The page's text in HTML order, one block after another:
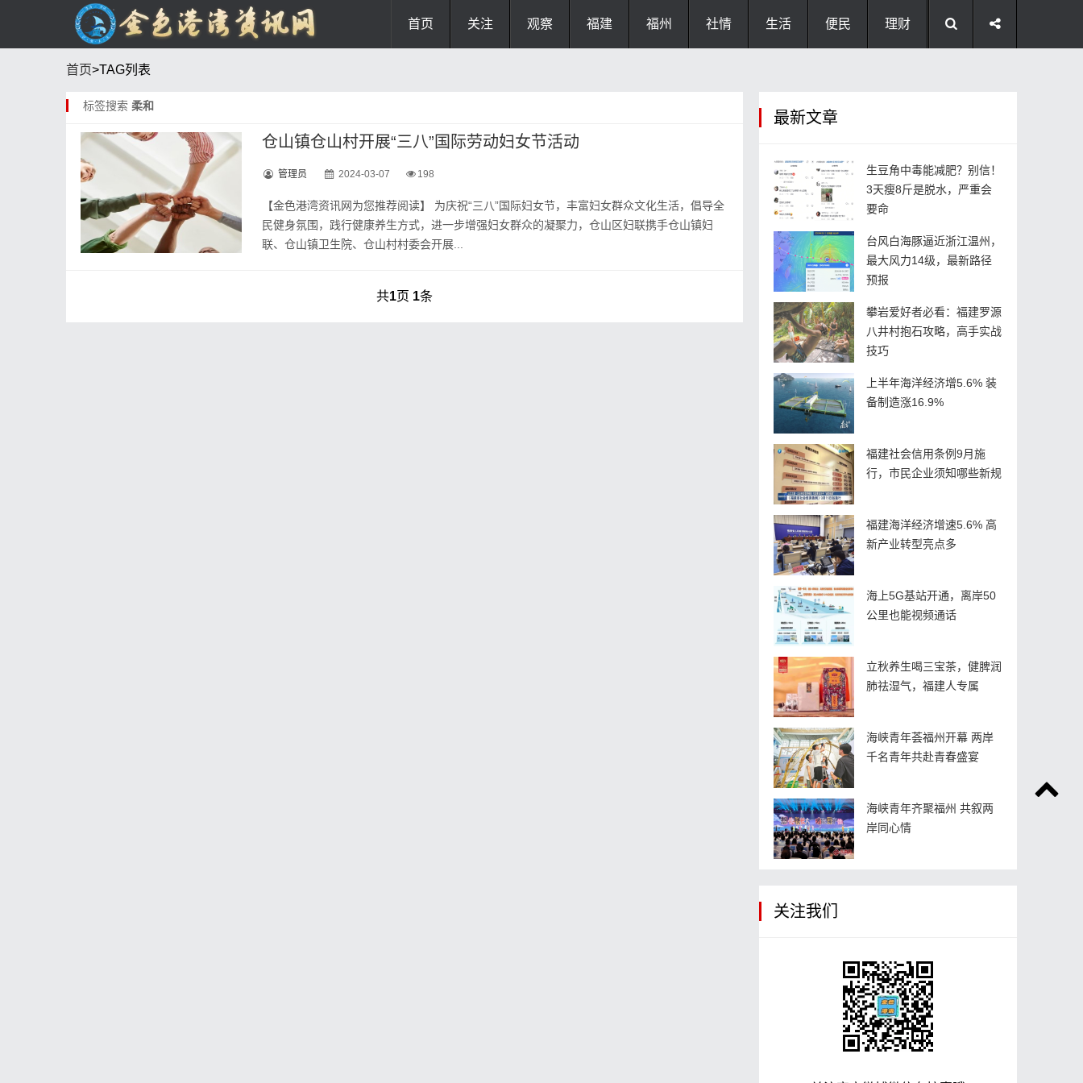
首页 关注 观察 福建 福州 社情 生活 便民 理财
首页>TAG列表
标签搜索 柔和
仓山镇仓山村开展“三八”国际劳动妇女节活动
管理员 2024-03-07 198
【金色港湾资讯网为您推荐阅读】 为庆祝“三八”国际妇女节，丰富妇女群众文化生活，倡导全
民健身氛围，践行健康养生方式，进一步增强妇女群众的凝聚力，仓山区妇联携手仓山镇妇
联、仓山镇卫生院、仓山村村委会开展...
共1页 1条
最新文章
生豆角中毒能减肥？别信！
3天瘦8斤是脱水，严重会
要命
台风白海豚逼近浙江温州，
最大风力14级，最新路径
预报
攀岩爱好者必看：福建罗源
八井村抱石攻略，高手实战
技巧
上半年海洋经济增5.6% 装
备制造涨16.9%
福建社会信用条例9月施
行，市民企业须知哪些新规
福建海洋经济增速5.6% 高
新产业转型亮点多
海上5G基站开通，离岸50
公里也能视频通话
立秋养生喝三宝茶，健脾润
肺祛湿气，福建人专属
海峡青年荟福州开幕 两岸
千名青年共赴青春盛宴
海峡青年齐聚福州 共叙两
岸同心情
关注我们